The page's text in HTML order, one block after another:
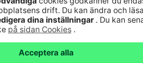
Vanliga frågor
Säker hantering av